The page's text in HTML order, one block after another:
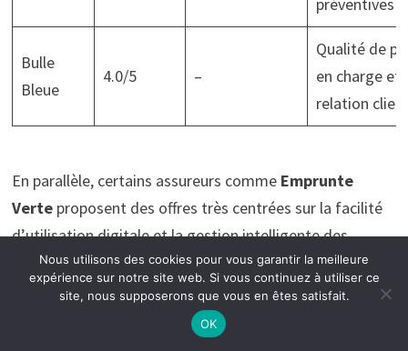
Bulle
Bleue
4.0/5 –
Qualité de
en charge et
relation
En parallèle, certains assureurs comme Emprunte
Verteproposent des offres très centrées sur la facilité
d’utilisation digitale et la gestion intelligente des
sinistres, ce qui est un confort important pour les
propriétaires de chiens malades chroniques. Découvrez
comment bien gérer son budget assurance
éviter les mauvaises surprises.
Nous utilisons des cookies pour vous garantir la meilleure
expérience sur notre site web. Si vous continuez à utiliser ce
site, nous supposerons que vous en êtes satisfait.
OK